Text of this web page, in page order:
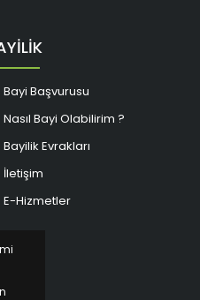
Bayi Başvurusu
Nasıl Bayi Olabilirim ?
Bayilik Evrakları
İletişim
E-Hizmetler